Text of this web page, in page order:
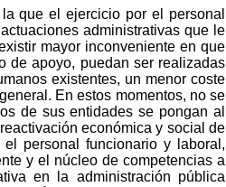
que el ejercicio por el personal
administrativas que le
mayor inconveniente en que
de apoyo, puedan ser realizadas
existentes, un menor coste
En estos momentos, no se
de sus entidades se pongan al
económica y social de
personal funcionario y laboral,
y el núcleo de competencias a
en la administración pública